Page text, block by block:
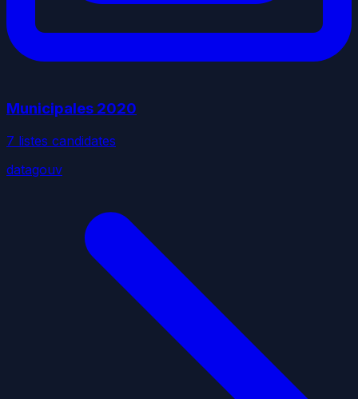
Municipales 2020
7 listes candidates
datagouv